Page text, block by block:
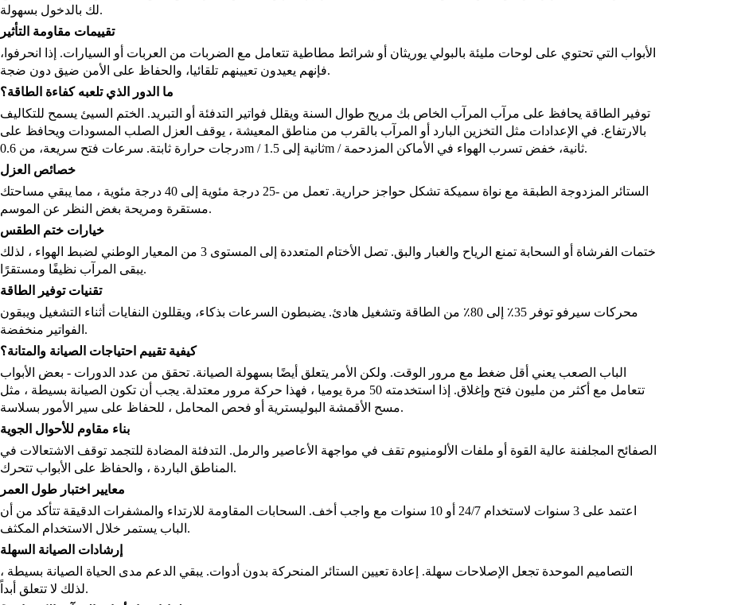
لك بالدخول بسهولة.
تقييمات مقاومة التأثير
الأبواب التي تحتوي على لوحات مليئة بالبولي يوريثان أو شرائط مطاطية تتعامل مع الضربات من العربات أو السيارات. إذا انحرفوا،
فإنهم يعيدون تعيينهم تلقائيا، والحفاظ على الأمن ضيق دون ضجة.
ما الدور الذي تلعبه كفاءة الطاقة؟
توفير الطاقة يحافظ على مرآب المرآب الخاص بك مريح طوال السنة ويقلل فواتير التدفئة أو التبريد. الختم السيئ يسمح للتكاليف
بالارتفاع. في الإعدادات مثل التخزين البارد أو المرآب بالقرب من مناطق المعيشة ، يوقف العزل الصلب المسودات ويحافظ على
درجات حرارة ثابتة. سرعات فتح سريعة، من 0.6m / ثانية إلى 1.5m / ثانية، خفض تسرب الهواء في الأماكن المزدحمة.
خصائص العزل
الستائر المزدوجة الطبقة مع نواة سميكة تشكل حواجز حرارية. تعمل من -25 درجة مئوية إلى 40 درجة مئوية ، مما يبقي مساحتك
مستقرة ومريحة بغض النظر عن الموسم.
خيارات ختم الطقس
ختمات الفرشاة أو السحابة تمنع الرياح والغبار والبق. تصل الأختام المتعددة إلى المستوى 3 من المعيار الوطني لضبط الهواء ، لذلك
يبقى المرآب نظيفًا ومستقرًا.
تقنيات توفير الطاقة
محركات سيرفو توفر 35٪ إلى 80٪ من الطاقة وتشغيل هادئ. يضبطون السرعات بذكاء، ويقللون النفايات أثناء التشغيل ويبقون
الفواتير منخفضة.
كيفية تقييم احتياجات الصيانة والمتانة؟
الباب الصعب يعني أقل ضغط مع مرور الوقت. ولكن الأمر يتعلق أيضًا بسهولة الصيانة. تحقق من عدد الدورات - بعض الأبواب
تتعامل مع أكثر من مليون فتح وإغلاق. إذا استخدمته 50 مرة يوميا ، فهذا حركة مرور معتدلة. يجب أن تكون الصيانة بسيطة ، مثل
مسح الأقمشة البوليسترية أو فحص المحامل ، للحفاظ على سير الأمور بسلاسة.
بناء مقاوم للأحوال الجوية
الصفائح المجلفنة عالية القوة أو ملفات الألومنيوم تقف في مواجهة الأعاصير والرمل. التدفئة المضادة للتجمد توقف الاشتعالات في
المناطق الباردة ، والحفاظ على الأبواب تتحرك.
معايير اختبار طول العمر
اعتمد على 3 سنوات لاستخدام 24/7 أو 10 سنوات مع واجب أخف. السحابات المقاومة للارتداء والمشفرات الدقيقة تتأكد من أن
الباب يستمر خلال الاستخدام المكثف.
إرشادات الصيانة السهلة
التصاميم الموحدة تجعل الإصلاحات سهلة. إعادة تعيين الستائر المنحركة بدون أدوات. يبقي الدعم مدى الحياة الصيانة بسيطة ،
لذلك لا تتعلق أبداً.